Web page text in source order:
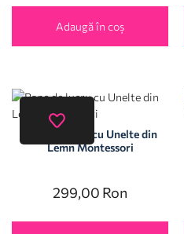
Adaugă în coș
Banc de lucru cu Unelte din
Lemn Montessori
299,00 Ron